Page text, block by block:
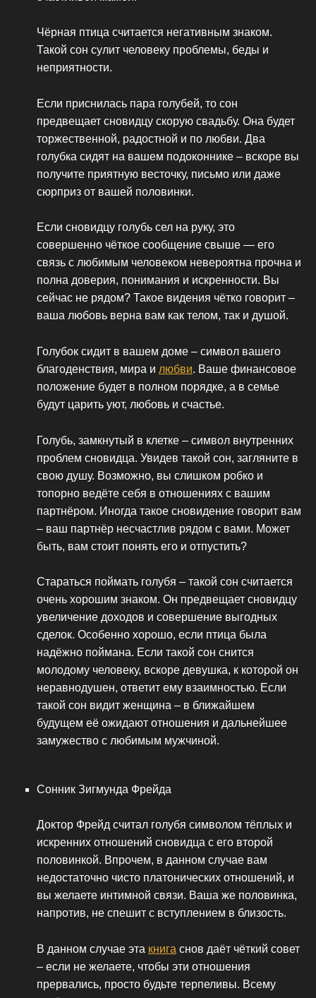
Чёрная птица считается негативным знаком.
Такой сон сулит человеку проблемы, беды и
неприятности.
Если приснилась пара голубей, то сон
предвещает сновидцу скорую свадьбу. Она будет
торжественной, радостной и по любви. Два
голубка сидят на вашем подоконнике – вскоре вы
получите приятную весточку, письмо или даже
сюрприз от вашей половинки.
Если сновидцу голубь сел на руку, это
совершенно чёткое сообщение свыше — его
связь с любимым человеком невероятна прочна и
полна доверия, понимания и искренности. Вы
сейчас не рядом? Такое видения чётко говорит –
ваша любовь верна вам как телом, так и душой.
Голубок сидит в вашем доме – символ вашего
благоденствия, мира и любви. Ваше финансовое
положение будет в полном порядке, а в семье
будут царить уют, любовь и счастье.
Голубь, замкнутый в клетке – символ внутренних
проблем сновидца. Увидев такой сон, загляните в
свою душу. Возможно, вы слишком робко и
топорно ведёте себя в отношениях с вашим
партнёром. Иногда такое сновидение говорит вам
– ваш партнёр несчастлив рядом с вами. Может
быть, вам стоит понять его и отпустить?
Стараться поймать голубя – такой сон считается
очень хорошим знаком. Он предвещает сновидцу
увеличение доходов и совершение выгодных
сделок. Особенно хорошо, если птица была
надёжно поймана. Если такой сон снится
молодому человеку, вскоре девушка, к которой он
неравнодушен, ответит ему взаимностью. Если
такой сон видит женщина – в ближайшем
будущем её ожидают отношения и дальнейшее
замужество с любимым мужчиной.
Сонник Зигмунда Фрейда
Доктор Фрейд считал голубя символом тёплых и
искренних отношений сновидца с его второй
половинкой. Впрочем, в данном случае вам
недостаточно чисто платонических отношений, и
вы желаете интимной связи. Ваша же половинка,
напротив, не спешит с вступлением в близость.
В данном случае эта книга снов даёт чёткий совет
– если не желаете, чтобы эти отношения
прервались, просто будьте терпеливы. Всему